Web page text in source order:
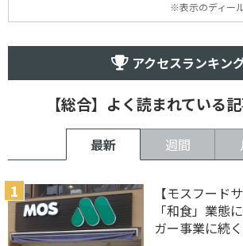
※表示のディー
アクセスランキン
【総合】よく読まれている
最新 週間
【モスフード
「和食」業態
ガー事業に続